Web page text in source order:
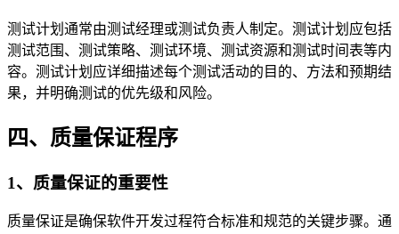
测试计划通常由测试经理或测试负责人制定。测试计划应包括
测试范围、测试策略、测试环境、测试资源和测试时间表等内
容。测试计划应详细描述每个测试活动的目的、方法和预期结
果，并明确测试的优先级和风险。
四、质量保证程序
1、质量保证的重要性
质量保证是确保软件开发过程符合标准和规范的关键步骤。通